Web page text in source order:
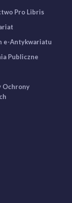
Pro Libris
e-Antykwariatu
Publiczne
Ochrony